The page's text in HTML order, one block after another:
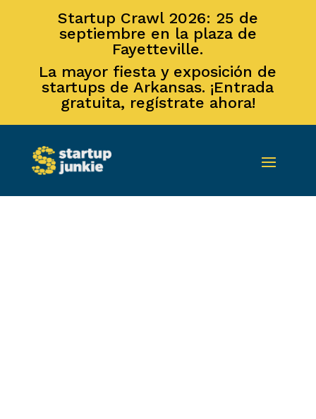
Startup Crawl 2026: 25 de
septiembre en la plaza de
Fayetteville.
La mayor fiesta y exposición de
startups de Arkansas. ¡Entrada
gratuita, regístrate ahora!